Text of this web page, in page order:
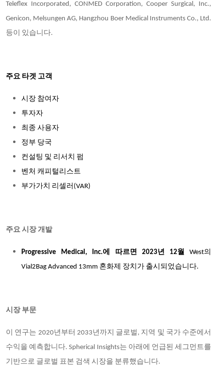
Teleflex Incorporated, CONMED Corporation, Cooper Surgical, Inc.,
Genicon, Melsungen AG, Hangzhou Boer Medical Instruments Co., Ltd.
등이 있습니다.
주요 타겟 고객
시장 참여자
투자자
최종 사용자
정부 당국
컨설팅 및 리서치 펌
벤처 캐피털리스트
부가가치 리셀러(VAR)
주요 시장 개발
Progressive Medical, Inc.에 따르면 2023년 12월 West의
Vial2Bag Advanced 13mm 혼화제 장치가 출시되었습니다.
시장 부문
이 연구는 2020년부터 2033년까지 글로벌, 지역 및 국가 수준에서
수익을 예측합니다. Spherical Insights는 아래에 언급된 세그먼트를
기반으로 글로벌 표본 검색 시장을 분류했습니다.